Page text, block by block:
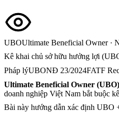
UBOUltimate Beneficial Owner ·
Kê khai chủ sở hữu hưởng lợi
Pháp lýUBONĐ 23/2024FATF
Ultimate Beneficial Owner (UBO)
doanh nghiệp Việt Nam bắt buộc
Bài này hướng dẫn xác định UBO